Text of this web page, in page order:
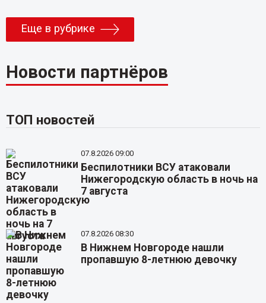
Еще в рубрике
Новости партнёров
ТОП новостей
07.8.2026 09:00
Беспилотники ВСУ атаковали
Нижегородскую область в ночь на
7 августа
07.8.2026 08:30
В Нижнем Новгороде нашли
пропавшую 8-летнюю девочку